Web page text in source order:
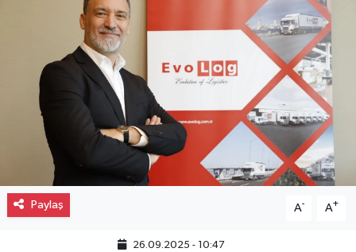
Paylaş A- A+
26.09.2025 - 10:47
Magazin
Gayrimenkul
Eğitim